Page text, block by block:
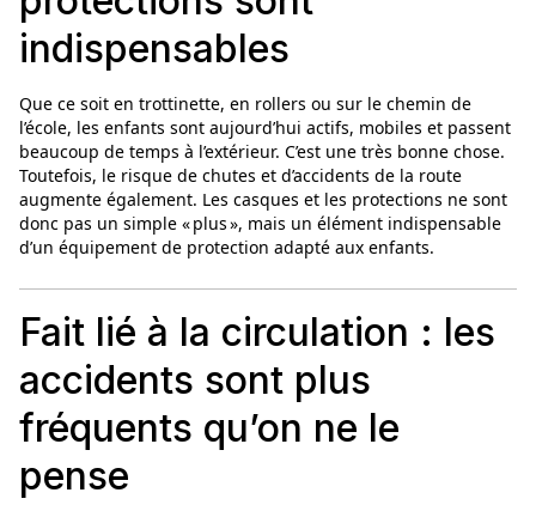
indispensables
Que ce soit en trottinette, en rollers ou sur le chemin de
l’école, les enfants sont aujourd’hui actifs, mobiles et passent
beaucoup de temps à l’extérieur. C’est une très bonne chose.
Toutefois, le risque de chutes et d’accidents de la route
augmente également. Les casques et les protections ne sont
donc pas un simple « plus », mais un élément indispensable
d’un équipement de protection adapté aux enfants.
Fait lié à la circulation : les
accidents sont plus
fréquents qu’on ne le
pense